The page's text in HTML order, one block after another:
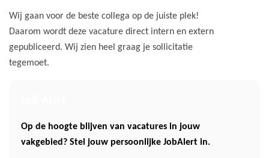
Wij gaan voor de beste collega op de juiste plek!
Daarom wordt deze vacature direct intern en extern
gepubliceerd. Wij zien heel graag je sollicitatie
tegemoet.
Op de hoogte blijven van vacatures in jouw
vakgebied? Stel jouw persoonlijke JobAlert in.